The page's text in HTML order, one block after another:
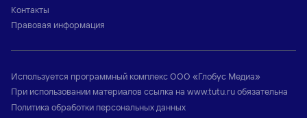
Контакты
Правовая информация
Используется программный комплексООО «Глобус Медиа»
При использовании материалов ссылка на www.tutu.ruобязательна
Политика обработки персональных данных